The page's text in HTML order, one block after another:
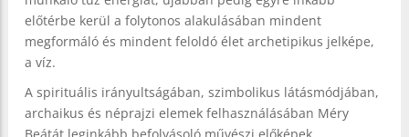
előtérbe kerül a folytonos alakulásában mindent
megformáló és mindent feloldó élet archetipikus jelképe,
a víz.
A spirituális irányultságában, szimbolikus látásmódjában,
archaikus és néprajzi elemek felhasználásában Méry